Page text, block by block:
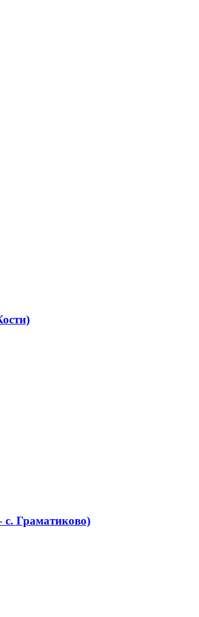
с. Граматиково)